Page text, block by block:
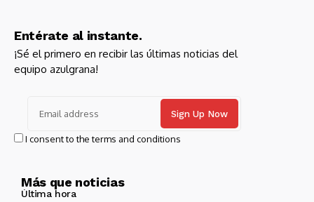
Entérate al instante.
¡Sé el primero en recibir las últimas noticias del
equipo azulgrana!
I consent to the terms and conditions
Más que noticias
Última hora